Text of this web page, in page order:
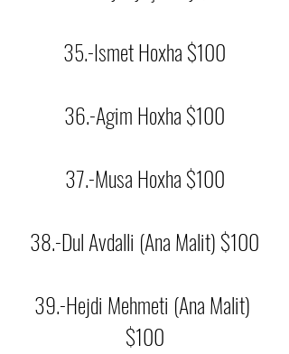
35.-Ismet Hoxha $100
36.-Agim Hoxha $100
37.-Musa Hoxha $100
38.-Dul Avdalli (Ana Malit) $100
39.-Hejdi Mehmeti (Ana Malit)
$100